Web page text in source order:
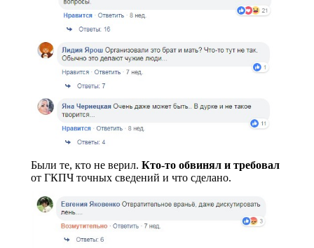
Были те, кто не верил. Кто-то обвинял и требовал
от ГКПЧ точных сведений и что сделано.